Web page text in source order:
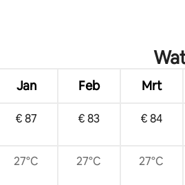
Jan Feb Mrt
€ 87 € 83 € 84
27°C 27°C 27°C